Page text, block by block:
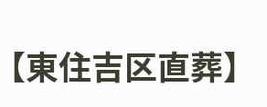
東住吉区直葬】